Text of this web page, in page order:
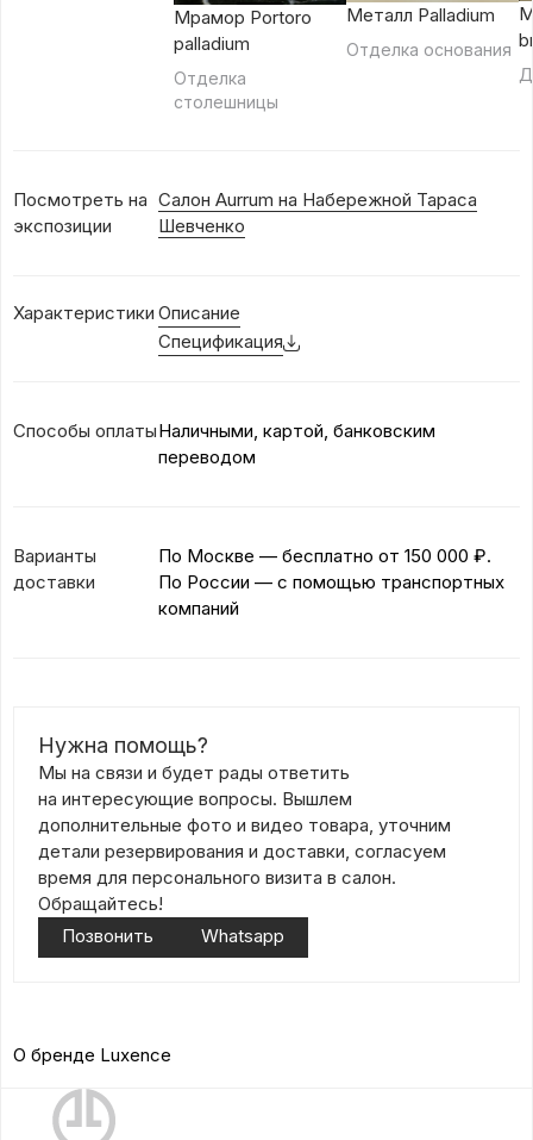
Мрамор Portoro
palladium
Отделка
столешницы
Металл Palladium
Отделка основания
Посмотреть на
экспозиции
Салон Aurrum на Набережной Тараса
Шевченко
Характеристики Описание
Спецификация
Способы оплатыНаличными, картой, банковским
переводом
Варианты
доставки
По Москве — бесплатно от 150 000 ₽.
По России — с помощью транспортных
компаний
Нужна помощь?
Мы на связи и будет рады ответить
на интересующие вопросы. Вышлем
дополнительные фото и видео товара, уточним
детали резервирования и доставки, согласуем
время для персонального визита в салон.
Обращайтесь!
Позвонить
Whatsapp
О бренде Luxence